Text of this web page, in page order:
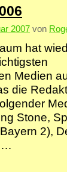
2007 von
hat
Medien
die
Stone,
2),
…